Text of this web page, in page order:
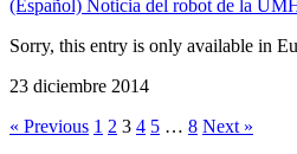
(Español) Noticia del robot de la
Sorry, this entry is only available in
23 diciembre 2014
« Previous 1 2 3 4 5 … 8 Next »